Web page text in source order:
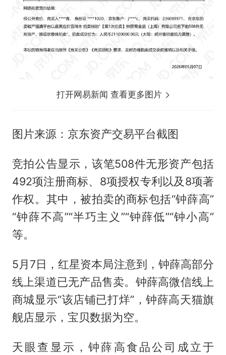
打开网易新闻 查看更多图片
图片来源：京东资产交易平台截图
竞拍公告显示，该笔508件无形资产包括
492项注册商标、8项授权专利以及8项著
作权。其中，被拍卖的商标包括“钟薛高”
“钟薛不高”“半巧主义”“钟薛低”“钟小高”
等。
5月7日，红星资本局注意到，钟薛高部分
线上渠道已无产品售卖。钟薛高微信线上
商城显示“该店铺已打烊”，钟薛高天猫旗
舰店显示，宝贝数据为空。
天眼查显示，钟薛高食品公司成立于